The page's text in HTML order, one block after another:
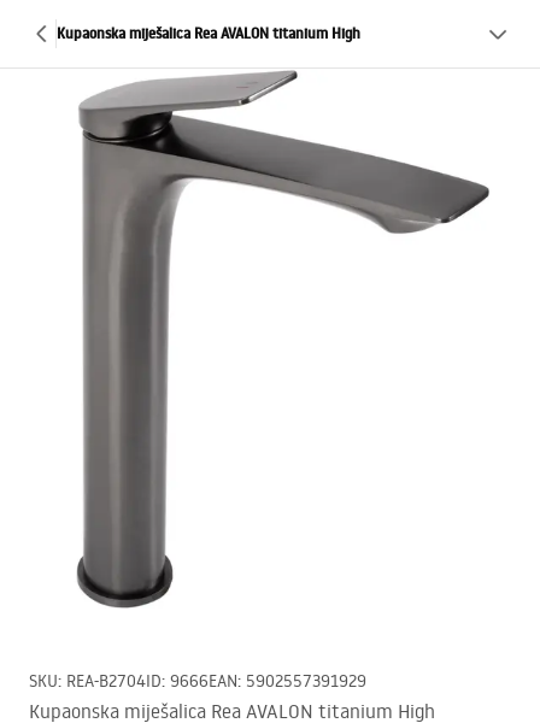
Kupaonska miješalica Rea AVALON titanium High
SKU: REA-B2704ID: 9666EAN: 5902557391929
Kupaonska miješalica Rea AVALON titanium High